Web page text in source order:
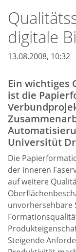
digitale
13.08.2008, 10:32
Ein wichtiges
ist die
Universitüt
Die
der inneren
auf weitere
unvorhersehbare
Steigende